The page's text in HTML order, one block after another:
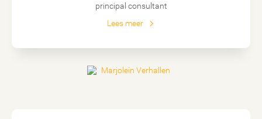
principal consultant
Lees meer